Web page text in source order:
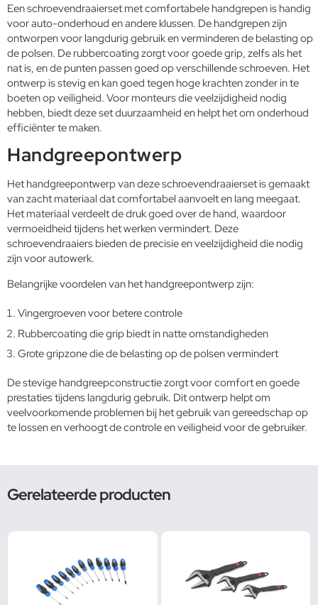
Een schroevendraaierset met comfortabele handgrepen is handig
voor auto-onderhoud en andere klussen. De handgrepen zijn
ontworpen voor langdurig gebruik en verminderen de belasting op
de polsen. De rubbercoating zorgt voor goede grip, zelfs als het
nat is, en de punten passen goed op verschillende schroeven. Het
ontwerp is stevig en kan goed tegen hoge krachten zonder in te
boeten op veiligheid. Voor monteurs die veelzijdigheid nodig
hebben, biedt deze set duurzaamheid en helpt het om onderhoud
efficiënter te maken.
Handgreepontwerp
Het handgreepontwerp van deze schroevendraaierset is gemaakt
van zacht materiaal dat comfortabel aanvoelt en lang meegaat.
Het materiaal verdeelt de druk goed over de hand, waardoor
vermoeidheid tijdens het werken vermindert. Deze
schroevendraaiers bieden de precisie en veelzijdigheid die nodig
zijn voor autowerk.
Belangrijke voordelen van het handgreepontwerp zijn:
Vingergroeven voor betere controle
Rubbercoating die grip biedt in natte omstandigheden
Grote gripzone die de belasting op de polsen vermindert
De stevige handgreepconstructie zorgt voor comfort en goede
prestaties tijdens langdurig gebruik. Dit ontwerp helpt om
veelvoorkomende problemen bij het gebruik van gereedschap op
te lossen en verhoogt de controle en veiligheid voor de gebruiker.
Gerelateerde producten